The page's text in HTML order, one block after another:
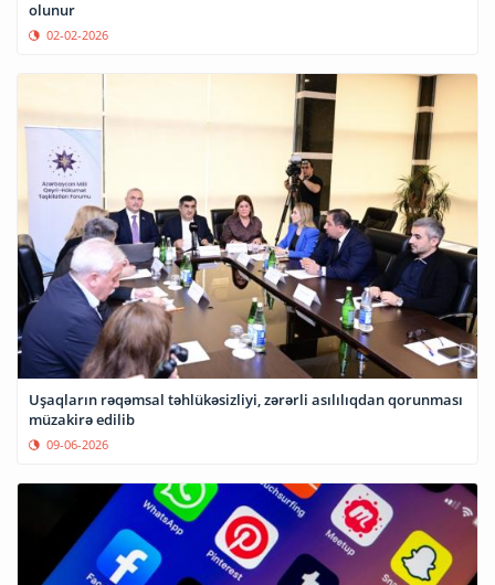
olunur
02-02-2026
Uşaqların rəqəmsal təhlükəsizliyi, zərərli asılılıqdan qorunması
müzakirə edilib
09-06-2026